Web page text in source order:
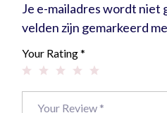
Je e-mailadres wordt niet
velden zijn gemarkeerd
Your Rating*